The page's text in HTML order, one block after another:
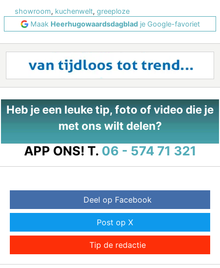
showroom, kuchenwelt, greeploze
Maak Heerhugowaardsdagbladje Google-favoriet
Heb je een leuke tip, foto of video die je
met ons wilt delen?
APP ONS! T. 06 - 574 71 321
Deel op Facebook
Post op X
Tip de redactie